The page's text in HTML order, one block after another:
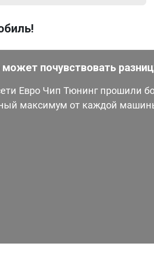
почувствовать
Евро Чип Тюнинг прошили
максимум от каждой